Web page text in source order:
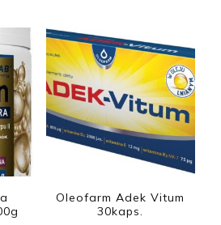
Oleofarm Adek Vitum
30kaps.